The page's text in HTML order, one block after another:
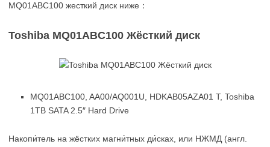
MQ01ABC100 жесткий диск ниже：
Toshiba MQ01ABC100 Жёсткий диск
MQ01ABC100, AA00/AQ001U, HDKAB05AZA01 T, Toshiba
1TB SATA 2.5″ Hard Drive
Накопи́тель на жёстких магни́тных ди́сках, или НЖМД (англ.